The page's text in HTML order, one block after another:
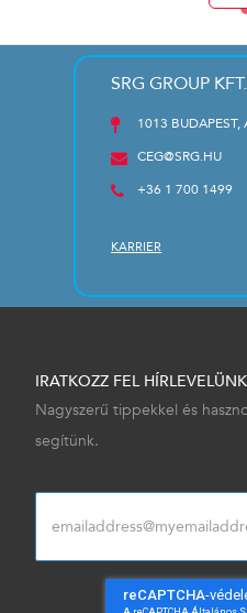
SRG GROUP KFT.
1013 BUDAPEST,
CEG@SRG.HU
+36 1 700 1499
KARRIER
IRATKOZZ FEL
Nagyszerű tippekkel és
segítünk.